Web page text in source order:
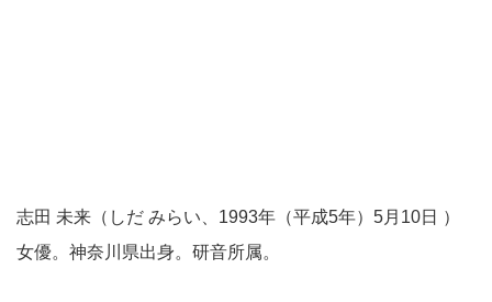
志田 未来（しだ みらい、1993年（平成5年）5月10日 ）
女優。神奈川県出身。研音所属。